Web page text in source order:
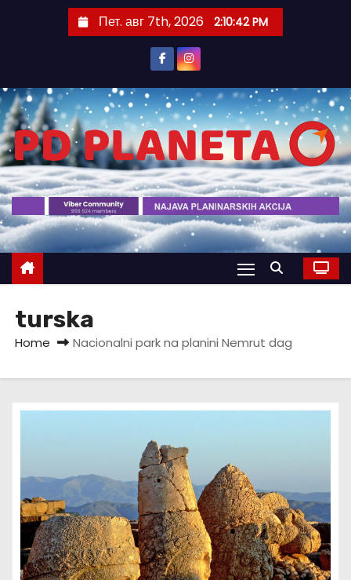
t
o
c
o
n
t
e
n
Пет. авг 7th, 2026 2:10:42 PM
turska
Home Nacionalni park na planini Nemrut dag